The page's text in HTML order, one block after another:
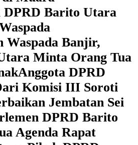
DPRD Barito Utara
Waspada Banjir,
Minta Orang Tua
Anggota DPRD
Komisi III Soroti
Jembatan Sei
DPRD Barito
Agenda Rapat